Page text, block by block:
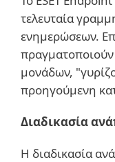
τελευταία
ενημερώσεων.
μονάδων,
προηγούμενη
Διαδικασία
Η διαδικασία